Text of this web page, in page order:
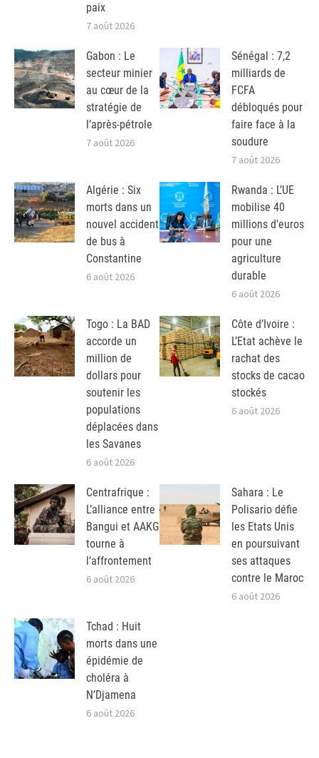
paix
7 août 2026
Gabon : Le
secteur minier
au cœur de la
stratégie de
l’après-pétrole
7 août 2026
Sénégal : 7,2
milliards de
FCFA
débloqués pour
faire face à la
soudure
7 août 2026
Algérie : Six
morts dans un
nouvel accident
de bus à
Constantine
6 août 2026
Rwanda : L’UE
mobilise 40
millions d’euros
pour une
agriculture
durable
6 août 2026
Togo : La BAD
accorde un
million de
dollars pour
soutenir les
populations
déplacées dans
les Savanes
6 août 2026
Côte d’Ivoire :
L’Etat achève le
rachat des
stocks de cacao
stockés
6 août 2026
Centrafrique :
L’alliance entre
Bangui et AAKG
tourne à
l’affrontement
6 août 2026
Sahara : Le
Polisario défie
les Etats Unis
en poursuivant
ses attaques
contre le Maroc
6 août 2026
Tchad : Huit
morts dans une
épidémie de
choléra à
N’Djamena
6 août 2026